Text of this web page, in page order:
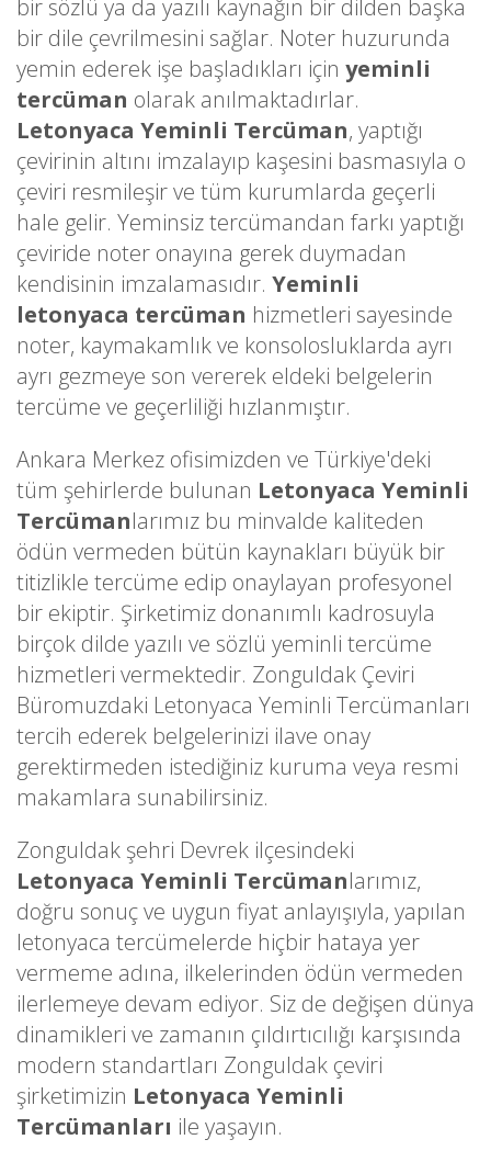
bir sözlü ya da yazılı kaynağın bir dilden başka
bir dile çevrilmesini sağlar. Noter huzurunda
yemin ederek işe başladıkları için yeminli
tercüman olarak anılmaktadırlar.
Letonyaca Yeminli Tercüman, yaptığı
çevirinin altını imzalayıp kaşesini basmasıyla o
çeviri resmileşir ve tüm kurumlarda geçerli
hale gelir. Yeminsiz tercümandan farkı yaptığı
çeviride noter onayına gerek duymadan
kendisinin imzalamasıdır. Yeminli
letonyaca tercüman hizmetleri sayesinde
noter, kaymakamlık ve konsolosluklarda ayrı
ayrı gezmeye son vererek eldeki belgelerin
tercüme ve geçerliliği hızlanmıştır.
Ankara Merkez ofisimizden ve Türkiye'deki
tüm şehirlerde bulunan Letonyaca Yeminli
Tercümanlarımız bu minvalde kaliteden
ödün vermeden bütün kaynakları büyük bir
titizlikle tercüme edip onaylayan profesyonel
bir ekiptir. Şirketimiz donanımlı kadrosuyla
birçok dilde yazılı ve sözlü yeminli tercüme
hizmetleri vermektedir. Zonguldak Çeviri
Büromuzdaki Letonyaca Yeminli Tercümanları
tercih ederek belgelerinizi ilave onay
gerektirmeden istediğiniz kuruma veya resmi
makamlara sunabilirsiniz.
Zonguldak şehri Devrek ilçesindeki
Letonyaca Yeminli Tercümanlarımız,
doğru sonuç ve uygun fiyat anlayışıyla, yapılan
letonyaca tercümelerde hiçbir hataya yer
vermeme adına, ilkelerinden ödün vermeden
ilerlemeye devam ediyor. Siz de değişen dünya
dinamikleri ve zamanın çıldırtıcılığı karşısında
modern standartları Zonguldak çeviri
şirketimizin Letonyaca Yeminli
Tercümanları ile yaşayın.